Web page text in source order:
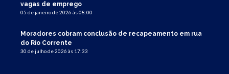
vagas de emprego
05 de janeiro de 2026 às 08:00
Moradores cobram conclusão de recapeamento em rua
do Rio Corrente
30 de julho de 2026 às 17:33